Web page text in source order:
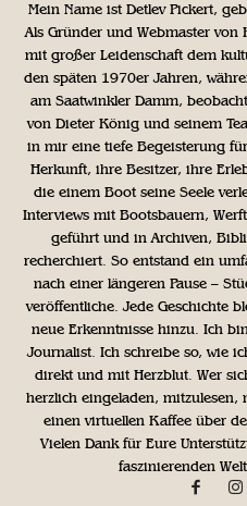
Mein Name ist Detlev Pickert,
Als Gründer und Webmaster
mit großer Leidenschaft dem
den späten 1970er Jahren,
am Saatwinkler Damm,
von Dieter König und seinem
in mir eine tiefe Begeisterung
Herkunft, ihre Besitzer, ihre
die einem Boot seine Seele
Interviews mit Bootsbauern,
geführt und in Archiven,
recherchiert. So entstand ein
nach einer längeren Pause –
veröffentliche. Jede Geschichte
neue Erkenntnisse hinzu. Ich
Journalist. Ich schreibe so, wie
direkt und mit Herzblut. Wer
herzlich eingeladen,
einen virtuellen Kaffee über
Vielen Dank für Eure
faszinierenden